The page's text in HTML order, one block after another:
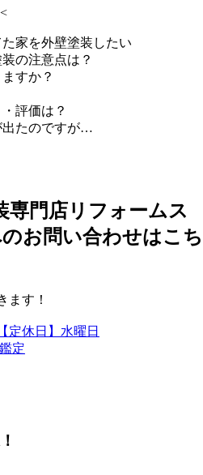
<
家を外壁塗装したい
の注意点は？
すか？
評価は？
出たのですが…
ます！
定休日】水曜日
定